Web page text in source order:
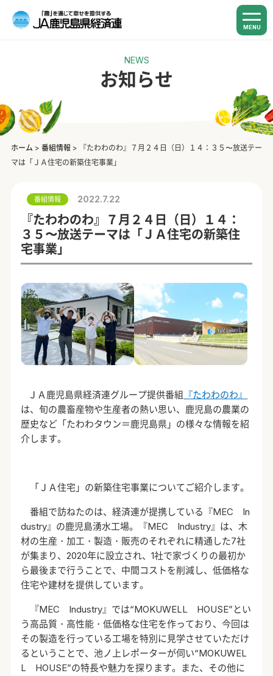
MENU
NEWS
お知らせ
ホーム > 番組情報 >
『たわわのわ』７月２４日（日）１４：３５〜放送テー
マは「ＪＡ住宅の新築住宅事業」
番組情報 2022.7.22
『たわわのわ』７月２４日（日）１４：
３５〜放送テーマは「ＪＡ住宅の新築住
宅事業」
ＪＡ鹿児島県経済連グループ提供番組 『たわわのわ』
は、旬の農畜産物や生産者の熱い思い、鹿児島の農業の
歴史など「たわわタウン＝鹿児島県」の様々な情報を紹
介します。
「ＪＡ住宅」の新築住宅事業についてご紹介します。
番組で訪ねたのは、経済連が提携している『MEC In
dustry』の鹿児島湧水工場。『MEC Industry』は、木
材の生産・加工・製造・販売のそれぞれに精通した7社
が集まり、2020年に設立され、1社で家づくりの最初か
ら最後まで行うことで、中間コストを削減し、低価格な
住宅や建材を提供しています。
『MEC Industry』では“MOKUWELL HOUSE”とい
う高品質・高性能・低価格な住宅を作っており、今回は
その製造を行っている工場を特別に見学させていただけ
るということで、池ノ上レポーターが伺い“MOKUWEL
L HOUSE”の特長や魅力を探ります。また、その他に